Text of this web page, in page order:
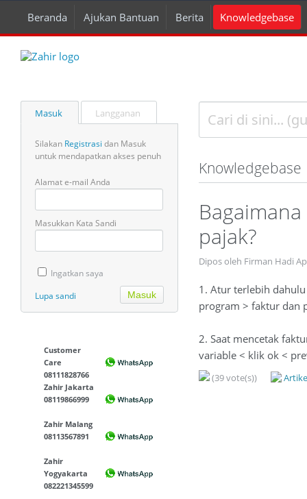
Beranda Ajukan Bantuan Berita Knowledgebase
Masuk Langganan
Silakan Registrasi dan Masuk
untuk mendapatkan akses penuh
Alamat e-mail Anda
Masukkan Kata Sandi
Ingatkan saya
Lupa sandi
Customer
Care
08111828766
Zahir Jakarta
08119866999
Zahir Malang
08113567891
Zahir
Yogyakarta
082221345599
Knowledgebase
pajak?
Dipos oleh Firman Hadi
1. Atur terlebih
program > faktur dan
2. Saat mencetak
variable < klik ok <
(39 vote(s))